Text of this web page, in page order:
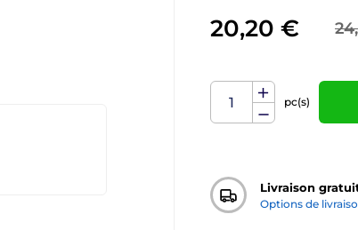
20,20 €
pc(s)
Livraison
Options de